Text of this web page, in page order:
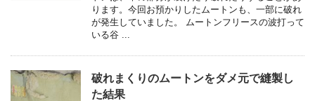
ります。今回お預かりしたムートンも、一部に破れ
が発生していました。 ムートンフリースの波打って
いる谷 ...
破れまくりのムートンをダメ元で縫製し
た結果